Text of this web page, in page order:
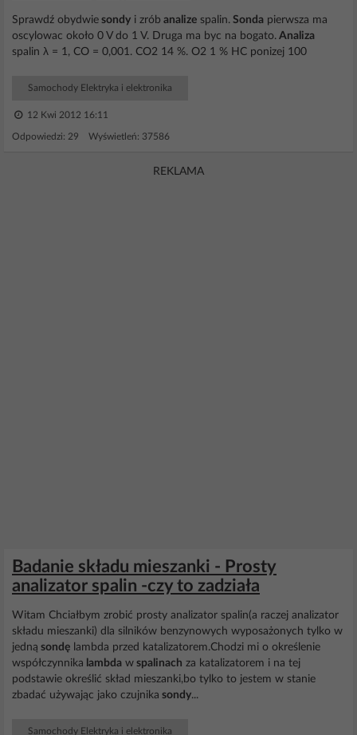
Sprawdź obydwie sondy i zrób analize spalin. Sonda pierwsza ma
oscylowac około 0 V do 1 V. Druga ma byc na bogato. Analiza
spalin λ = 1, CO = 0,001. CO2 14 %. O2 1 % HC ponizej 100
Samochody Elektryka i elektronika
12 Kwi 2012 16:11
Odpowiedzi: 29 Wyświetleń: 37586
REKLAMA
Badanie składu mieszanki - Prosty
analizator spalin -czy to zadziała
Witam Chciałbym zrobić prosty analizator spalin(a raczej analizator
składu mieszanki) dla silników benzynowych wyposażonych tylko w
jedną sondę lambda przed katalizatorem.Chodzi mi o określenie
współczynnika lambda w spalinach za katalizatorem i na tej
podstawie określić skład mieszanki,bo tylko to jestem w stanie
zbadać używając jako czujnika sondy...
Samochody Elektryka i elektronika